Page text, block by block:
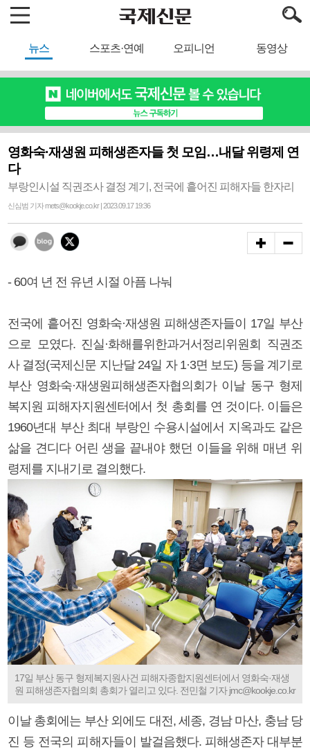
뉴스 스포츠·연예 오피니언 동영상
영화숙·재생원 피해생존자들 첫 모임…내달 위령제 연
다
부랑인시설 직권조사 결정 계기, 전국에 흩어진 피해자들 한자리
신심범 기자 mets@kookje.co.kr | 2023.09.17 19:36
- 60여 년 전 유년 시절 아픔 나눠
전국에 흩어진 영화숙·재생원 피해생존자들이 17일 부산
으로 모였다. 진실·화해를위한과거서정리위원회 직권조
사 결정(국제신문 지난달 24일 자 1·3면 보도) 등을 계기로
부산 영화숙·재생원피해생존자협의회가 이날 동구 형제
복지원 피해자지원센터에서 첫 총회를 연 것이다. 이들은
1960년대 부산 최대 부랑인 수용시설에서 지옥과도 같은
삶을 견디다 어린 생을 끝내야 했던 이들을 위해 매년 위
령제를 지내기로 결의했다.
17일 부산 동구 형제복지원사건 피해자종합지원센터에서 영화숙·재생
원 피해생존자협의회 총회가 열리고 있다. 전민철 기자 jmc@kookje.co.kr
이날 총회에는 부산 외에도 대전, 세종, 경남 마산, 충남 당
진 등 전국의 피해자들이 발걸음했다. 피해생존자 대부분